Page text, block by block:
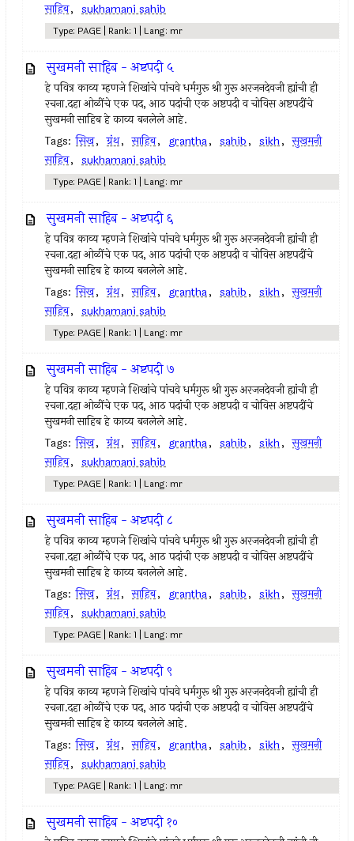
साहिब, sukhamani sahib
Type: PAGE | Rank: 1 | Lang: mr
सुखमनी साहिब - अष्टपदी ५
हे पवित्र काव्य म्हणजे शिखांचे पांचवे धर्मगुरू श्री गुरू अरजनदेवजी ह्यांची ही
रचना.दहा ओळींचे एक पद, आठ पदांची एक अष्टपदी व चोविस अष्टपदींचे
सुखमनी साहिब हे काव्य बनलेले आहे.
Tags: सिख, ग्रंथ, साहिब, grantha, sahib, sikh, सुखमनी
साहिब, sukhamani sahib
Type: PAGE | Rank: 1 | Lang: mr
सुखमनी साहिब - अष्टपदी ६
हे पवित्र काव्य म्हणजे शिखांचे पांचवे धर्मगुरू श्री गुरू अरजनदेवजी ह्यांची ही
रचना.दहा ओळींचे एक पद, आठ पदांची एक अष्टपदी व चोविस अष्टपदींचे
सुखमनी साहिब हे काव्य बनलेले आहे.
Tags: सिख, ग्रंथ, साहिब, grantha, sahib, sikh, सुखमनी
साहिब, sukhamani sahib
Type: PAGE | Rank: 1 | Lang: mr
सुखमनी साहिब - अष्टपदी ७
हे पवित्र काव्य म्हणजे शिखांचे पांचवे धर्मगुरू श्री गुरू अरजनदेवजी ह्यांची ही
रचना.दहा ओळींचे एक पद, आठ पदांची एक अष्टपदी व चोविस अष्टपदींचे
सुखमनी साहिब हे काव्य बनलेले आहे.
Tags: सिख, ग्रंथ, साहिब, grantha, sahib, sikh, सुखमनी
साहिब, sukhamani sahib
Type: PAGE | Rank: 1 | Lang: mr
सुखमनी साहिब - अष्टपदी ८
हे पवित्र काव्य म्हणजे शिखांचे पांचवे धर्मगुरू श्री गुरू अरजनदेवजी ह्यांची ही
रचना.दहा ओळींचे एक पद, आठ पदांची एक अष्टपदी व चोविस अष्टपदींचे
सुखमनी साहिब हे काव्य बनलेले आहे.
Tags: सिख, ग्रंथ, साहिब, grantha, sahib, sikh, सुखमनी
साहिब, sukhamani sahib
Type: PAGE | Rank: 1 | Lang: mr
सुखमनी साहिब - अष्टपदी ९
हे पवित्र काव्य म्हणजे शिखांचे पांचवे धर्मगुरू श्री गुरू अरजनदेवजी ह्यांची ही
रचना.दहा ओळींचे एक पद, आठ पदांची एक अष्टपदी व चोविस अष्टपदींचे
सुखमनी साहिब हे काव्य बनलेले आहे.
Tags: सिख, ग्रंथ, साहिब, grantha, sahib, sikh, सुखमनी
साहिब, sukhamani sahib
Type: PAGE | Rank: 1 | Lang: mr
सुखमनी साहिब - अष्टपदी १०